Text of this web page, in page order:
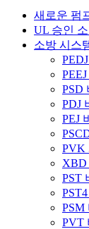
새로운 펌
UL 승인
소방 시스
PSD
PDJ
PEJ
PVK
XBD
PST
PSM
PVT